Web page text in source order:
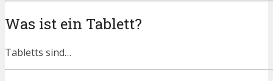
Was ist ein Tablett?
Tabletts sind…